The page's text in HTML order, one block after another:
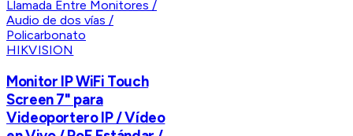
HIKVISION
Monitor IP WiFi Touch
Screen 7" para
Videoportero IP / Vídeo